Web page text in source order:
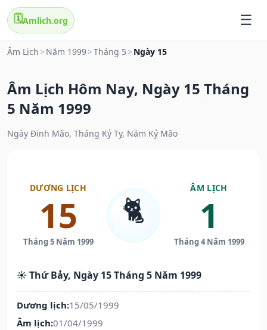
🗓️Amlich.org
Âm Lịch > Năm 1999>Tháng 5 > Ngày 15
Âm Lịch Hôm Nay, Ngày 15 Tháng
5 Năm 1999
Ngày Đinh Mão, Tháng Kỷ Tỵ, Năm Kỷ Mão
DƯƠNG LỊCH
15
Tháng 5 Năm 1999
🐈
ÂM LỊCH
1
Tháng 4 Năm 1999
☀️ Thứ Bảy, Ngày 15 Tháng 5 Năm 1999
Dương lịch:15/05/1999
Âm lịch:01/04/1999